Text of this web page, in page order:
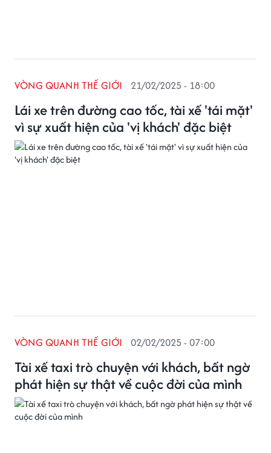
Lái xe trên đường cao tốc, tài xế 'tái mặt'
vì sự xuất hiện của 'vị khách' đặc biệt
VÒNG QUANH THẾ GIỚI 21/02/2025 - 18:00
Tài xế taxi trò chuyện với khách, bất ngờ
phát hiện sự thật về cuộc đời của mình
VÒNG QUANH THẾ GIỚI 02/02/2025 - 07:00